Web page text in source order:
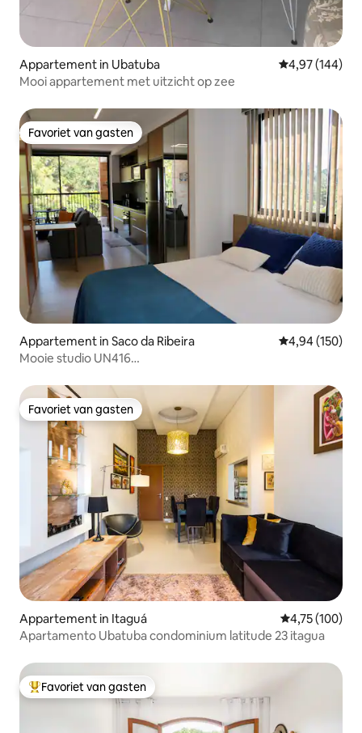
Appartement in Ubatuba Gemiddelde
4,97 (144)
Mooi appartement met uitzicht op zee
Favoriet van gasten
Favoriet van gasten
Appartement in Saco da Ribeira Gemiddelde
4,94 (150)
Mooie studio UN416
Favoriet van gasten
Favoriet van gasten
Appartement in Itaguá Gemiddelde
4,75 (100)
Apartamento Ubatuba condominium latitude 23 itagua
Topfavoriet van gasten
Favoriet van gasten